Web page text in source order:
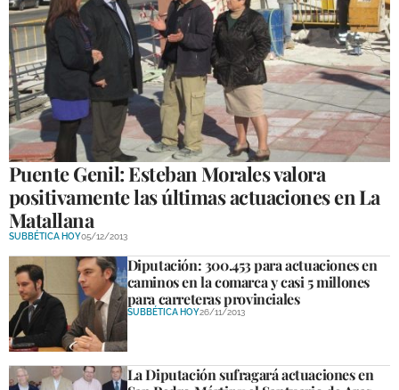
Puente Genil: Esteban Morales valora
positivamente las últimas actuaciones en La
Matallana
SUBBÉTICA HOY05/12/2013
Diputación: 300.453 para actuaciones en
caminos en la comarca y casi 5 millones
para carreteras provinciales
SUBBÉTICA HOY26/11/2013
La Diputación sufragará actuaciones en